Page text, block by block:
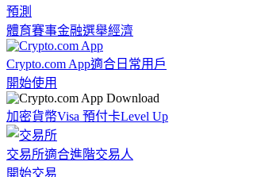
預測
體育賽事金融選舉經濟
Crypto.com App適合日常用戶
開始使用
加密貨幣Visa 預付卡Level Up
交易所適合進階交易人
開始交易